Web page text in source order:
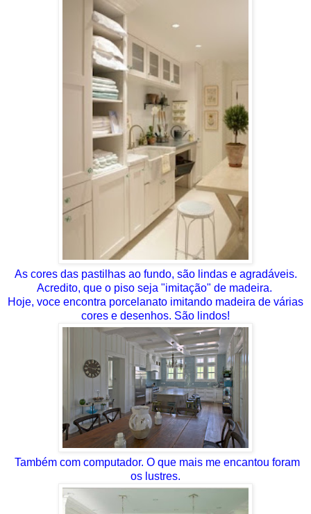
As cores das pastilhas ao fundo, são lindas e agradáveis.
Acredito, que o piso seja "imitação" de madeira.
Hoje, voce encontra porcelanato imitando madeira de várias
cores e desenhos. São lindos!
Também com computador. O que mais me encantou foram
os lustres.